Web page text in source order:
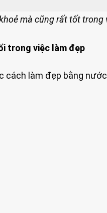
mà cũng rất tốt trong
trong việc làm đẹp
cách làm đẹp bằng